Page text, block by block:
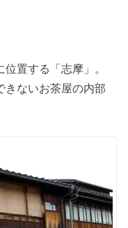
置する「志摩」。
きないお茶屋の内部